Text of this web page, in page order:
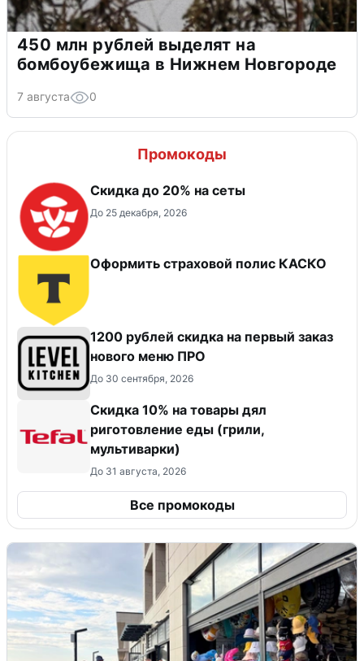
450 млн рублей выделят на
бомбоубежища в Нижнем Новгороде
7 августа 0
Промокоды
Скидка до 20% на сеты
До 25 декабря, 2026
Оформить страховой полис КАСКО
​1200 рублей скидка на первый заказ
нового меню ПРО
До 30 сентября, 2026
Скидка 10% на товары дял
риготовление еды (грили,
мультиварки)
До 31 августа, 2026
Все промокоды